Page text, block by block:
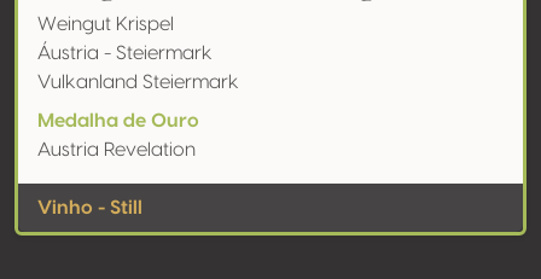
Weingut Krispel
Áustria - Steiermark
Vulkanland Steiermark
Medalha de Ouro
Austria Revelation
Vinho - Still